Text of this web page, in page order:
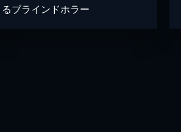
るブラインドホラー